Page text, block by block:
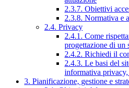
2.3.7. Obiettivi
2.3.8. Normativa e
2.4. Privacy
2.4.1. Come
progettazione di un
2.4.2. Richiedi il
2.4.3. Le basi del
informativa
3. Pianificazione, gestione e